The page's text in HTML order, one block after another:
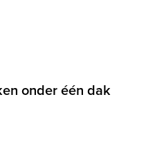
onder één dak